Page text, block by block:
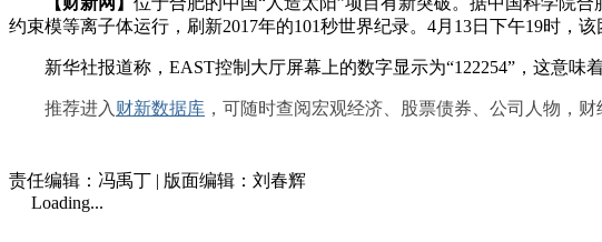
约束模等离子体运行，刷新2017年的101秒世界纪录。4月13日下午19时，
新华社报道称，EAST控制大厅屏幕上的数字显示为“122254”，这意味着
推荐进入 财新数据库 ，可随时查阅宏观经济、股票债券、公司人物，财
责任编辑：冯禹丁 | 版面编辑：刘春辉
Loading...